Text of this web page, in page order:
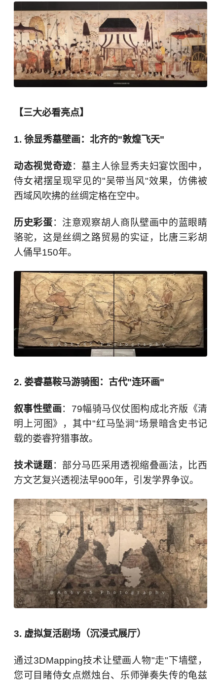
【三大必看亮点】
1. 徐显秀墓壁画：北齐的"敦煌飞天"
动态视觉奇迹：墓主人徐显秀夫妇宴饮图中，
侍女裙摆呈现罕见的"吴带当风"效果，仿佛被
西域风吹拂的丝绸定格在空中。
历史彩蛋：注意观察胡人商队壁画中的蓝眼睛
骆驼，这是丝绸之路贸易的实证，比唐三彩胡
人俑早150年。
2. 娄睿墓鞍马游骑图：古代"连环画"
叙事性壁画：79幅骑马仪仗图构成北齐版《清
明上河图》，其中"红马坠涧"场景暗含史书记
载的娄睿狩猎事故。
技术谜题：部分马匹采用透视缩叠画法，比西
方文艺复兴透视法早900年，引发学界争议。
3. 虚拟复活剧场（沉浸式展厅）
通过3DMapping技术让壁画人物"走"下墙壁，
您可目睹侍女点燃烛台、乐师弹奏失传的龟兹